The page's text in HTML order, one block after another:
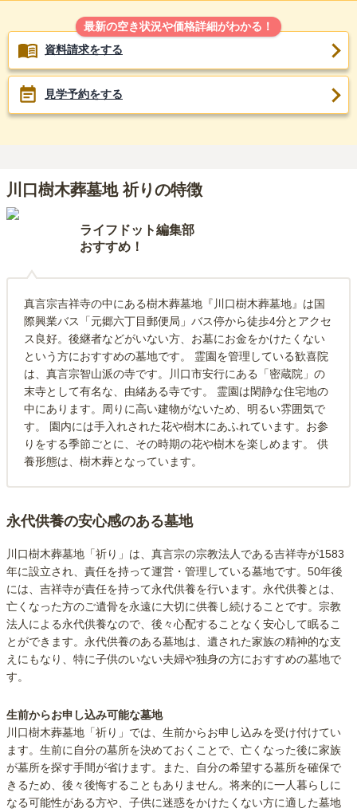
最新の空き状況や価格詳細がわかる！
資料請求をする
見学予約をする
川口樹木葬墓地 祈りの特徴
ライフドット編集部
おすすめ！
真言宗吉祥寺の中にある樹木葬墓地『川口樹木葬墓地』は国
際興業バス「元郷六丁目郵便局」バス停から徒歩4分とアクセ
ス良好。後継者などがいない方、お墓にお金をかけたくない
という方におすすめの墓地です。 霊園を管理している歓喜院
は、真言宗智山派の寺です。川口市安行にある「密蔵院」の
末寺として有名な、由緒ある寺です。 霊園は閑静な住宅地の
中にあります。周りに高い建物がないため、明るい雰囲気で
す。 園内には手入れされた花や樹木にあふれています。お参
りをする季節ごとに、その時期の花や樹木を楽しめます。 供
養形態は、樹木葬となっています。
永代供養の安心感のある墓地
川口樹木葬墓地「祈り」は、真言宗の宗教法人である吉祥寺が1583
年に設立され、責任を持って運営・管理している墓地です。50年後
には、吉祥寺が責任を持って永代供養を行います。永代供養とは、
亡くなった方のご遺骨を永遠に大切に供養し続けることです。宗教
法人による永代供養なので、後々心配することなく安心して眠るこ
とができます。永代供養のある墓地は、遺された家族の精神的な支
えにもなり、特に子供のいない夫婦や独身の方におすすめの墓地で
す。
生前からお申し込み可能な墓地
川口樹木葬墓地「祈り」では、生前からお申し込みを受け付けてい
ます。生前に自分の墓所を決めておくことで、亡くなった後に家族
が墓所を探す手間が省けます。また、自分の希望する墓所を確保で
きるため、後々後悔することもありません。将来的に一人暮らしに
なる可能性がある方や、子供に迷惑をかけたくない方に適した墓地